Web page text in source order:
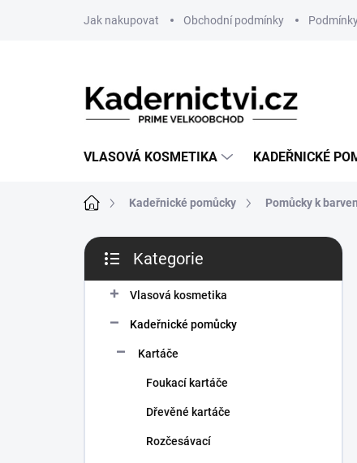
Jak nakupovat Obchodní podmínky
VLASOVÁ KOSMETIKA KADEŘNICKÉ
Domů Kadeřnické pomůcky Pomůcky k
P
s
kategorie
Kategorie
Vlasová kosmetika
Kadeřnické pomůcky
Kartáče
Foukací kartáče
Dřevěné kartáče
Rozčesávací